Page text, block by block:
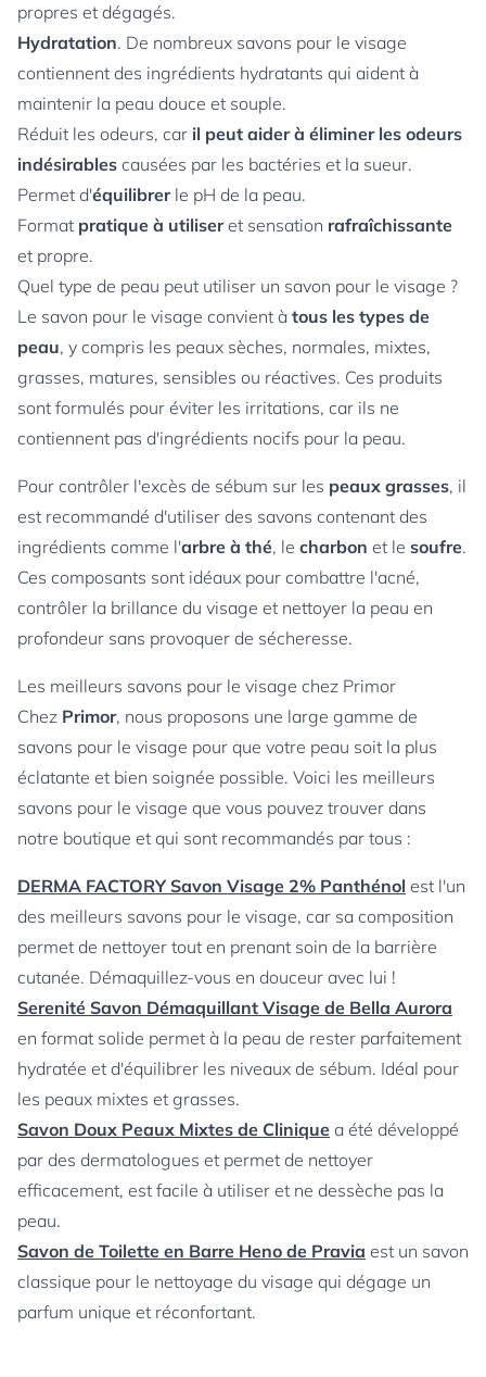
propres et dégagés.
Hydratation. De nombreux savons pour le visage
contiennent des ingrédients hydratants qui aident à
maintenir la peau douce et souple.
Réduit les odeurs, car il peut aider à éliminer les odeurs
indésirables causées par les bactéries et la sueur.
Permet d'équilibrerle pH de la peau.
Format pratique à utiliseret sensation rafraîchissante
et propre.
Quel type de peau peut utiliser un savon pour le visage ?
Le savon pour le visage convient à tous les types de
peau, y compris les peaux sèches, normales, mixtes,
grasses, matures, sensibles ou réactives. Ces produits
sont formulés pour éviter les irritations, car ils ne
contiennent pas d'ingrédients nocifs pour la peau.
Pour contrôler l'excès de sébum sur les peaux grasses, il
est recommandé d'utiliser des savons contenant des
ingrédients comme l'arbre à thé, le charbon et le soufre.
Ces composants sont idéaux pour combattre l'acné,
contrôler la brillance du visage et nettoyer la peau en
profondeur sans provoquer de sécheresse.
Les meilleurs savons pour le visage chez Primor
Chez Primor, nous proposons une large gamme de
savons pour le visage pour que votre peau soit la plus
éclatante et bien soignée possible. Voici les meilleurs
savons pour le visage que vous pouvez trouver dans
notre boutique et qui sont recommandés par tous :
DERMA FACTORY Savon Visage 2% Panthénol est l'un
des meilleurs savons pour le visage, car sa composition
permet de nettoyer tout en prenant soin de la barrière
cutanée. Démaquillez-vous en douceur avec lui !
Serenité Savon Démaquillant Visage de Bella Aurora
en format solide permet à la peau de rester parfaitement
hydratée et d'équilibrer les niveaux de sébum. Idéal pour
les peaux mixtes et grasses.
Savon Doux Peaux Mixtes de Clinique a été développé
par des dermatologues et permet de nettoyer
efficacement, est facile à utiliser et ne dessèche pas la
peau.
Savon de Toilette en Barre Heno de Pravia est un savon
classique pour le nettoyage du visage qui dégage un
parfum unique et réconfortant.